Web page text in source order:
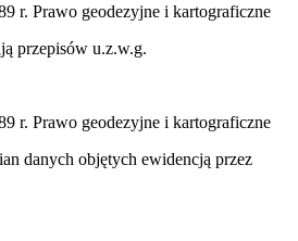
r. Prawo geodezyjne i kartograficzne
przepisów u.z.w.g.
r. Prawo geodezyjne i kartograficzne
danych objętych ewidencją przez